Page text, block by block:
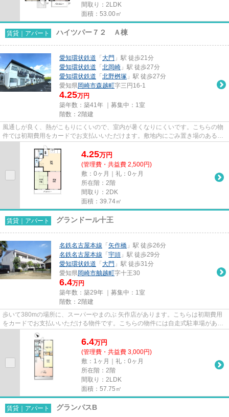
間取り：2LDK
面積：53.00㎡
賃貸｜アパート ハイツパー７２ Ａ棟
愛知環状鉄道 「 大門 」駅 徒歩21分
愛知環状鉄道 「 北岡崎 」駅 徒歩27分
愛知環状鉄道 「 北野桝塚 」駅 徒歩27分
愛知県岡崎市森越町字三円16-1
4.25万円
築年数：築41年 ｜募集中： 1室
階数：2階建
風通しが良く、熱がこもりにくいので、室内が暑くなりにくいです。こちらの物
件では初期費用をカードでお支払いいただけます。敷地内にごみ置き場のある物
件です。当社イチオシの物件...
4.25万円
(管理費・共益費 2,500円)
敷：0ヶ月｜礼：0ヶ月
所在階：2階
間取り：2DK
面積：39.74㎡
賃貸｜アパート グランドール十王
名鉄名古屋本線 「 矢作橋 」駅 徒歩26分
名鉄名古屋本線 「 宇頭 」駅 徒歩29分
愛知環状鉄道 「 大門 」駅 徒歩31分
愛知県岡崎市舳越町字十王30
6.4万円
築年数：築29年 ｜募集中： 1室
階数：2階建
歩いて380mの場所に、スーパーやまのぶ 矢作店があります。こちらは初期費用
をカードでお支払いいただける物件です。こちらの物件には自走式駐車場があり
ます。「グランドール十王」の...
6.4万円
(管理費・共益費 3,000円)
敷：1ヶ月｜礼：0ヶ月
所在階：2階
間取り：2LDK
面積：57.75㎡
賃貸｜アパート グランパスB